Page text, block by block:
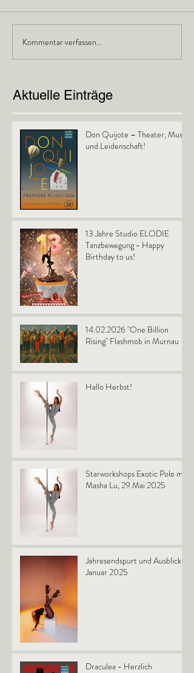
Kommentar verfassen...
Aktuelle Einträge
Don Quijote – Theater, Musik
und Leidenschaft!
13 Jahre Studio ELODIE
Tanzbewegung - Happy
Birthday to us!
14.02.2026 "One Billion
Rising" Flashmob in Murnau
Hallo Herbst!
Starworkshops Exotic Pole mit
Masha Lu, 29.Mai 2025
Jahresendspurt und Ausblick
Januar 2025
Draculea - Herzlich